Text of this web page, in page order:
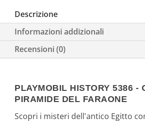
Descrizione
Informazioni addizionali
Recensioni (0)
PLAYMOBIL HISTORY 5386 -
PIRAMIDE DEL FARAONE
Scopri i misteri dell'antico Egitto